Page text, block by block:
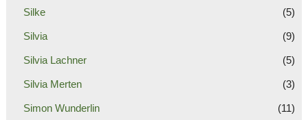
Silke (5)
Silvia (9)
Silvia Lachner (5)
Silvia Merten (3)
Simon Wunderlin (11)